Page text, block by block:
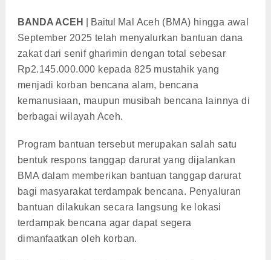
BANDA ACEH | Baitul
Mal Aceh (BMA) hingga awal
September 2025 telah menyalurkan bantuan dana
zakat dari senif gharimin dengan total sebesar
Rp2.145.000.000 kepada 825 mustahik yang
menjadi korban bencana alam, bencana
kemanusiaan, maupun musibah bencana lainnya di
berbagai wilayah Aceh.
Program bantuan tersebut merupakan salah satu
bentuk respons tanggap darurat yang dijalankan
BMA dalam memberikan bantuan tanggap darurat
bagi masyarakat terdampak bencana. Penyaluran
bantuan dilakukan secara langsung ke lokasi
terdampak bencana agar dapat segera
dimanfaatkan oleh korban.